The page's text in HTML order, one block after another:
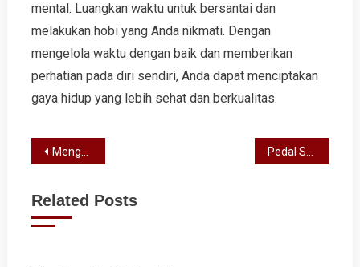
mental. Luangkan waktu untuk bersantai dan
melakukan hobi yang Anda nikmati. Dengan
mengelola waktu dengan baik dan memberikan
perhatian pada diri sendiri, Anda dapat menciptakan
gaya hidup yang lebih sehat dan berkualitas.
Post
Mengungkap Rahasia Bisnis Global: Strategi dan Tren Terbaru
Related Posts